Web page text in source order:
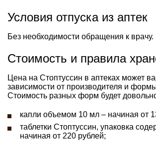
Условия отпуска из аптек
Без необходимости обращения к врачу.
Стоимость и правила
Цена на Стоптуссин в аптеках может
зависимости от производителя и
Стоимость разных форм будет
капли объемом 10 мл – начиная от
таблетки Стоптуссин, упаковка
начиная от 220 рублей;